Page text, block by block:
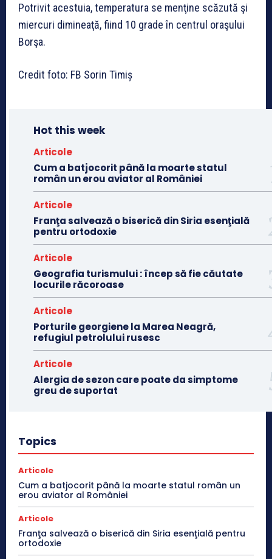
Potrivit acestuia, temperatura se menţine scăzută şi
miercuri dimineaţă, fiind 10 grade în centrul oraşului
Borşa.
Credit foto: FB Sorin Timiș
Hot this week
Articole
Cum a batjocorit până la moarte statul
român un erou aviator al României
Articole
Franţa salvează o biserică din Siria esenţială
pentru ortodoxie
Articole
Geografia turismului : încep să fie căutate
locurile răcoroase
Articole
Porturile georgiene la Marea Neagră,
refugiul petrolului rusesc
Articole
Alergia de sezon care poate da simptome
greu de suportat
Topics
Articole
Cum a batjocorit până la moarte statul român un
erou aviator al României
Articole
Franţa salvează o biserică din Siria esenţială pentru
ortodoxie